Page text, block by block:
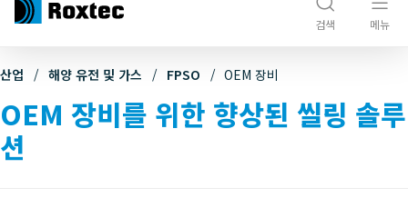
검색 메뉴
산업 해양 유전 및 가스 FPSO OEM 장비
OEM 장비를 위한 향상된 씰링 솔루
션